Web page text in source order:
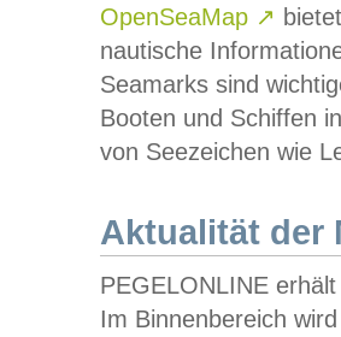
OpenSeaMap ↗
nautische
Seamarks sind
Booten und Schiffen
von Seezeichen wie
Aktualität der
PEGELONLINE
Im Binnenbereich